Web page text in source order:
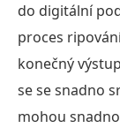
do digitální
proces
konečný
se se snadno
mohou